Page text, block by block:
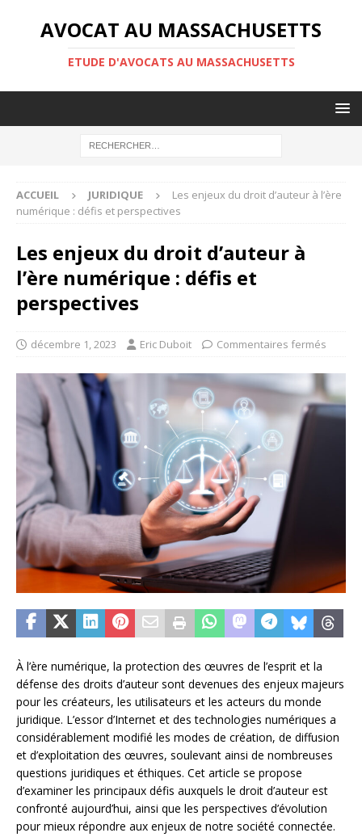
AVOCAT AU MASSACHUSETTS
ETUDE D'AVOCATS AU MASSACHUSETTS
ACCUEIL JURIDIQUE
Les enjeux du droit d’auteur à l’ère
numérique : défis et perspectives
Les enjeux du droit d’auteur à
l’ère numérique : défis et
perspectives
décembre 1, 2023 Eric Duboit Commentaires fermés
À l’ère numérique, la protection des œuvres de l’esprit et la
défense des droits d’auteur sont devenues des enjeux majeurs
pour les créateurs, les utilisateurs et les acteurs du monde
juridique. L’essor d’Internet et des technologies numériques a
considérablement modifié les modes de création, de diffusion
et d’exploitation des œuvres, soulevant ainsi de nombreuses
questions juridiques et éthiques. Cet article se propose
d’examiner les principaux défis auxquels le droit d’auteur est
confronté aujourd’hui, ainsi que les perspectives d’évolution
pour mieux répondre aux enjeux de notre société connectée.